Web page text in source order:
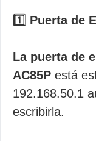
1️⃣ Puerta de
La puerta de
AC85P está
192.168.50.1
escribirla.